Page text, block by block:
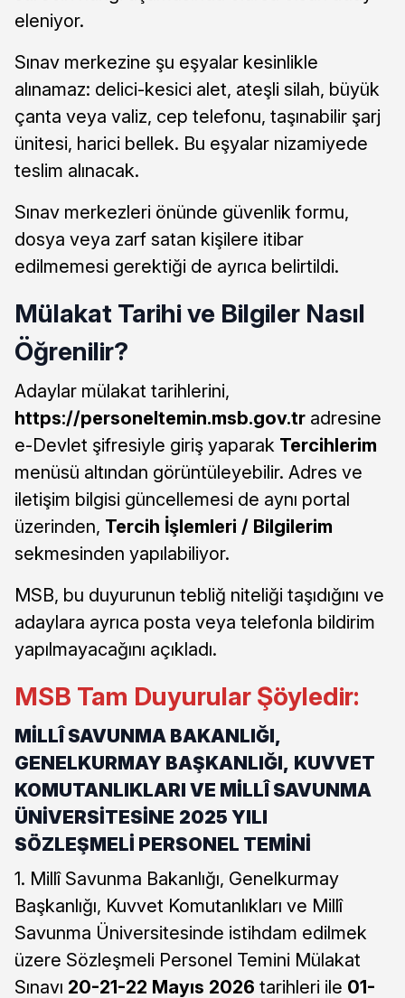
eleniyor.
Sınav merkezine şu eşyalar kesinlikle
alınamaz: delici-kesici alet, ateşli silah, büyük
çanta veya valiz, cep telefonu, taşınabilir şarj
ünitesi, harici bellek. Bu eşyalar nizamiyede
teslim alınacak.
Sınav merkezleri önünde güvenlik formu,
dosya veya zarf satan kişilere itibar
edilmemesi gerektiği de ayrıca belirtildi.
Mülakat Tarihi ve Bilgiler Nasıl
Öğrenilir?
Adaylar mülakat tarihlerini,
https://personeltemin.msb.gov.tr adresine
e-Devlet şifresiyle giriş yaparak Tercihlerim
menüsü altından görüntüleyebilir. Adres ve
iletişim bilgisi güncellemesi de aynı portal
üzerinden, Tercih İşlemleri / Bilgilerim
sekmesinden yapılabiliyor.
MSB, bu duyurunun tebliğ niteliği taşıdığını ve
adaylara ayrıca posta veya telefonla bildirim
yapılmayacağını açıkladı.
MSB Tam Duyurular Şöyledir:
MİLLÎ SAVUNMA BAKANLIĞI,
GENELKURMAY BAŞKANLIĞI, KUVVET
KOMUTANLIKLARI VE MİLLÎ SAVUNMA
ÜNİVERSİTESİNE 2025 YILI
SÖZLEŞMELİ PERSONEL TEMİNİ
1. Millî Savunma Bakanlığı, Genelkurmay
Başkanlığı, Kuvvet Komutanlıkları ve Millî
Savunma Üniversitesinde istihdam edilmek
üzere Sözleşmeli Personel Temini Mülakat
Sınavı 20-21-22 Mayıs 2026 tarihleri ile 01-